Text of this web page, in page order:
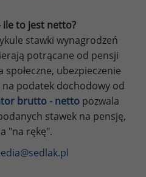
to jest netto?
stawki wynagrodzeń
potrącane od pensji
społeczne, ubezpieczenie
podatek dochodowy od
brutto - netto pozwala
stawek na pensję,
"na rękę".